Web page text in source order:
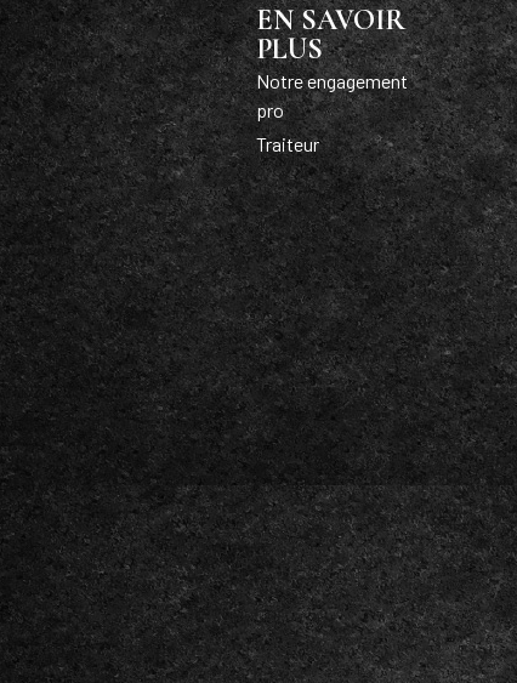
EN SAVOIR
PLUS
Notre engagement
pro
Traiteur